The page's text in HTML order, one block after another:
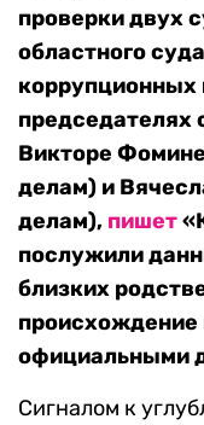
проверки двух
областного
коррупционных
председателях
Викторе
делам) и
делам), пишет
послужили
близких
происхождение
официальными
Сигналом к